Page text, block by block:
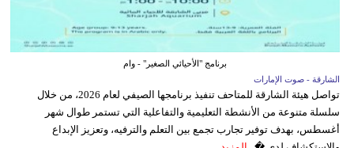
برنامج "الأحيائي الصغير" - وام
الشارقة - صوت الإمارات
تواصل هيئة الشارقة للمتاحف تنفيذ برنامجها الصيفي لعام 2026، من خلال
سلسلة متنوعة من الأنشطة التعليمية والتفاعلية التي تستمر طوال شهر
أغسطس، بهدف توفير تجارب تجمع بين التعلم والترفيه، وتعزيز الإبداع